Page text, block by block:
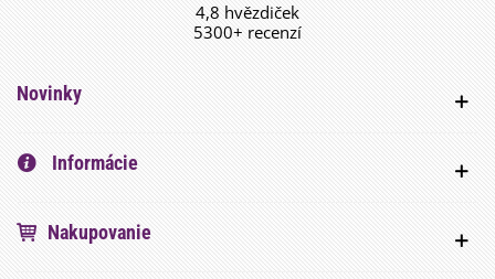
4,8 hvězdiček
5300+ recenzí
Novinky
Informácie
Nakupovanie